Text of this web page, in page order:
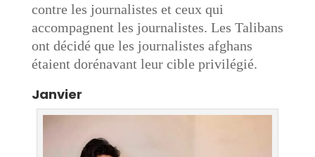
contre les journalistes et ceux qui
accompagnent les journalistes. Les Talibans
ont décidé que les journalistes afghans
étaient dorénavant leur cible privilégié.
Janvier